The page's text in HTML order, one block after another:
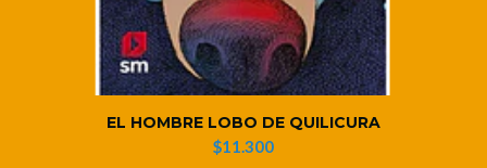
EL HOMBRE LOBO DE QUILICURA
$11.300